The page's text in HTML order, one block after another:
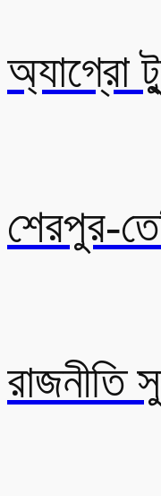
অ্যাগ্রো
শেরপুর-
রাজনীতি